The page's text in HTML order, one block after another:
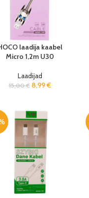
laadija kaabel
Micro 1,2m U30
Laadijad
15,00€ 8,99€